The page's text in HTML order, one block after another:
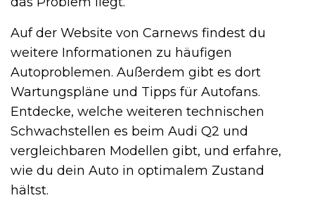
Auf der Website von Carnews findest du
weitere Informationen zu häufigen
Autoproblemen. Außerdem gibt es dort
Wartungspläne und Tipps für Autofans.
Entdecke, welche weiteren technischen
Schwachstellen es beim Audi Q2 und
vergleichbaren Modellen gibt, und erfahre,
wie du dein Auto in optimalem Zustand
hältst.